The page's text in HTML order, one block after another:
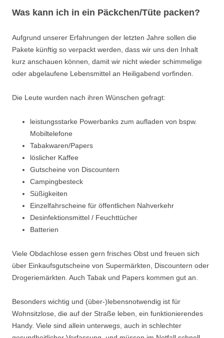
Was kann ich in ein Päckchen/Tüte packen?
Aufgrund unserer Erfahrungen der letzten Jahre sollen die
Pakete künftig so verpackt werden, dass wir uns den Inhalt
kurz anschauen können, damit wir nicht wieder schimmelige
oder abgelaufene Lebensmittel an Heiligabend vorfinden.
Die Leute wurden nach ihren Wünschen gefragt:
leistungsstarke Powerbanks zum aufladen von bspw.
Mobiltelefone
Tabakwaren/Papers
löslicher Kaffee
Gutscheine von Discountern
Campingbesteck
Süßigkeiten
Einzelfahrscheine für öffentlichen Nahverkehr
Desinfektionsmittel / Feuchttücher
Batterien
Viele Obdachlose essen gern frisches Obst und freuen sich
über Einkaufsgutscheine von Supermärkten, Discountern oder
Drogeriemärkten. Auch Tabak und Papers kommen gut an.
Besonders wichtig und (über-)lebensnotwendig ist für
Wohnsitzlose, die auf der Straße leben, ein funktionierendes
Handy. Viele sind allein unterwegs, auch in schlechter